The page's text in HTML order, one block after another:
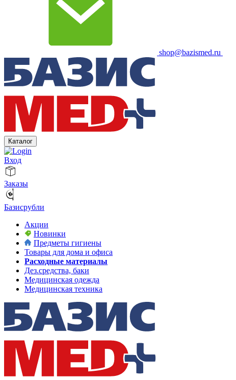
shop@bazismed.ru
Каталог
Вход
Заказы
Базисрубли
Акции
Новинки
Предметы гигиены
Товары для дома и офиса
Расходные материалы
Дез.средства, баки
Медицинская одежда
Медицинская техника